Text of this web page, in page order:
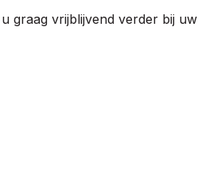
graag vrijblijvend verder bij uw